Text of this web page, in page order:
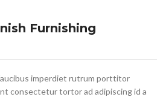
Furnishing
imperdiet rutrum porttitor
consectetur tortor ad adipiscing id a